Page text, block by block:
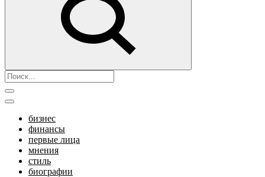
бизнес
финансы
первые лица
мнения
стиль
биографии